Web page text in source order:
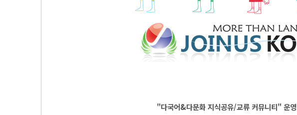
"다국어&다문화 지식공유/교류 커뮤니티" 운영